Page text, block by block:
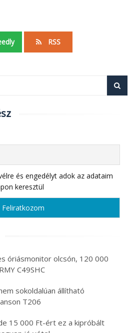
RSS
és engedélyt adok az adataim
keresztül
óriásmonitor olcsón, 120 000
C49SHC
sokoldalúan állítható
T206
15 000 Ft-ért ez a kipróbált